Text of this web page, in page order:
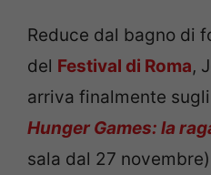
Reduce dal bagno di
del Festival di Roma,
arriva finalmente
Hunger Games: la
sala dal 27